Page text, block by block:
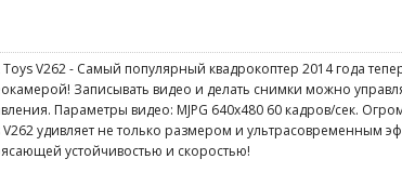
Toys V262 - Самый популярный квадрокоптер 2014 года
Записывать видео и делать снимки можно
Параметры видео: MJPG 640x480 60 кадров/сек.
V262 удивляет не только размером и ультрасовременным
устойчивостью и скоростью!